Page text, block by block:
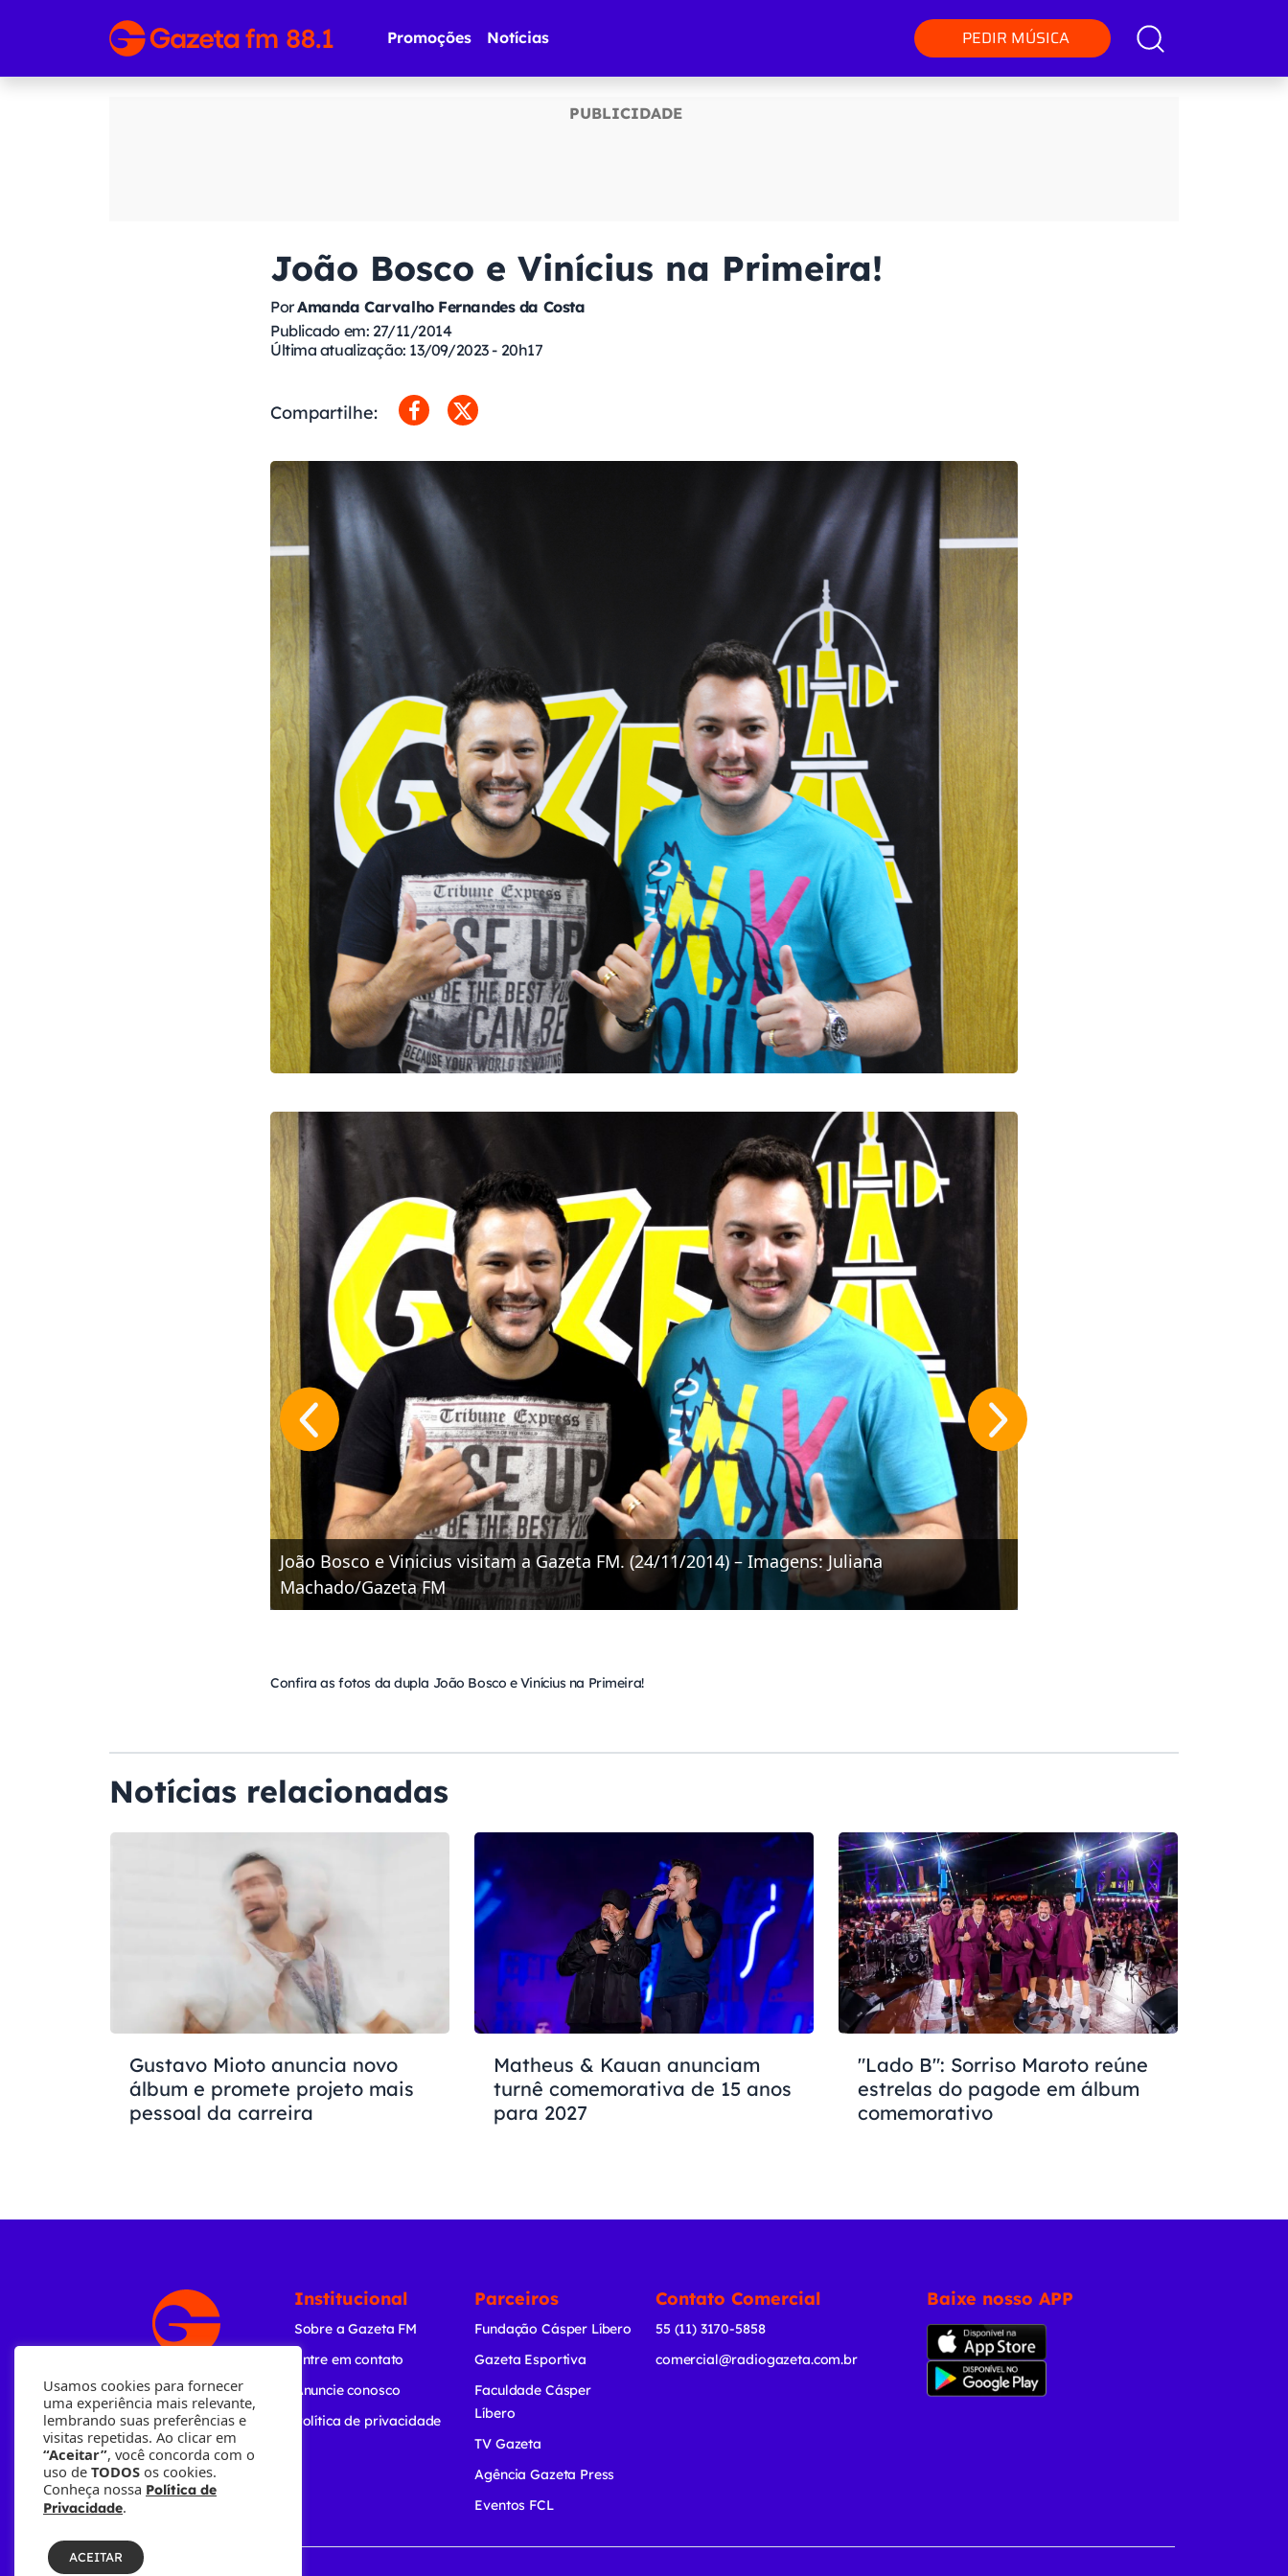
Promoções Notícias PEDIR MÚSICA
João Bosco e Vinícius na Primeira!
PorAmanda Carvalho Fernandes da Costa
Publicado em: 27/11/2014
Última atualização: 13/09/2023 - 20h17
Compartilhe:
João Bosco e Vinicius visitam a Gazeta FM. (24/11/2014) – Imagens: Juliana
Machado/Gazeta FM
Confira as fotos da dupla João Bosco e Vinícius na Primeira!
Notícias relacionadas
Gustavo Mioto anuncia novo
álbum e promete projeto mais
pessoal da carreira
Matheus & Kauan anunciam
turnê comemorativa de 15 anos
para 2027
"Lado B": Sorriso Maroto reúne
estrelas do pagode em álbum
comemorativo
Institucional
Sobre a Gazeta FM
Entre em contato
Anuncie conosco
Política de privacidade
Parceiros
Fundação Cásper Líbero
Gazeta Esportiva
Faculdade Cásper
Líbero
TV Gazeta
Agência Gazeta Press
Eventos FCL
Contato Comercial
55 (11) 3170-5858
comercial@radiogazeta.com.br
Baixe nosso APP
Usamos cookies para fornecer
uma experiência mais relevante,
lembrando suas preferências e
visitas repetidas. Ao clicar em
“Aceitar”, você concorda com o
uso de TODOS os cookies.
Conheça nossa Política de
Privacidade.
ACEITAR